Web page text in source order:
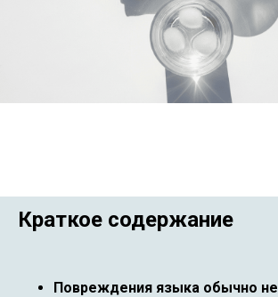
Краткое содержание
Повреждения языка обычно не